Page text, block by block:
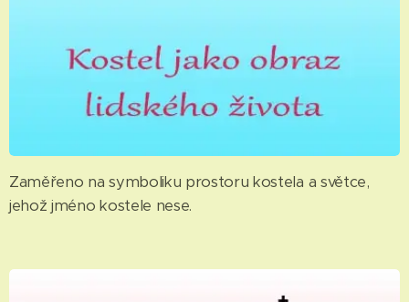
Zaměřeno na symboliku prostoru kostela a světce,
jehož jméno kostele nese.